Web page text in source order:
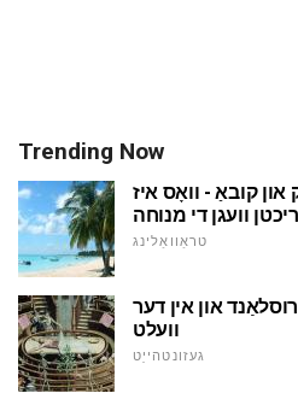
Trending Now
און קובאַ - וואָס איז
וועגן די מנוחה
טראַוואַלינג
און אין דער
וועלט
געזונטהייַט